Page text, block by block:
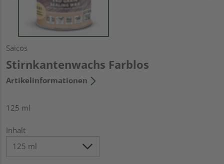
Saicos
Stirnkantenwachs Farblos
Artikelinformationen
125 ml
Inhalt